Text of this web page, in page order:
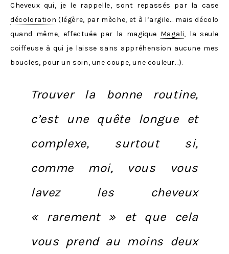
Cheveux qui, je le rappelle, sont repassés par la case
décoloration (légère, par mèche, et à l’argile… mais décolo
quand même, effectuée par la magique Magali, la seule
coiffeuse à qui je laisse sans appréhension aucune mes
boucles, pour un soin, une coupe, une couleur…).
Trouver la bonne routine,
c’est une quête longue et
complexe, surtout si,
comme moi, vous vous
lavez les cheveux
« rarement » et que cela
vous prend au moins deux